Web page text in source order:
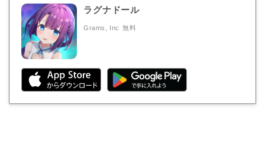
ラグナドール
Grams, Inc 無料